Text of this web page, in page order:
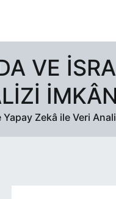
VE
Zekâ ile Veri